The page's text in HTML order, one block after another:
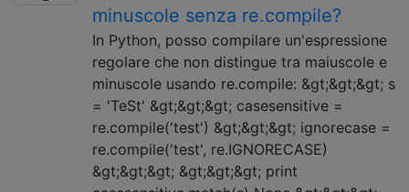
minuscole senza re.compile?
In Python, posso compilare un'espressione
regolare che non distingue tra maiuscole e
minuscole usando re.compile: &gt;&gt;&gt; s
= 'TeSt' &gt;&gt;&gt; casesensitive =
re.compile('test') &gt;&gt;&gt; ignorecase =
re.compile('test', re.IGNORECASE)
&gt;&gt;&gt; &gt;&gt;&gt; print